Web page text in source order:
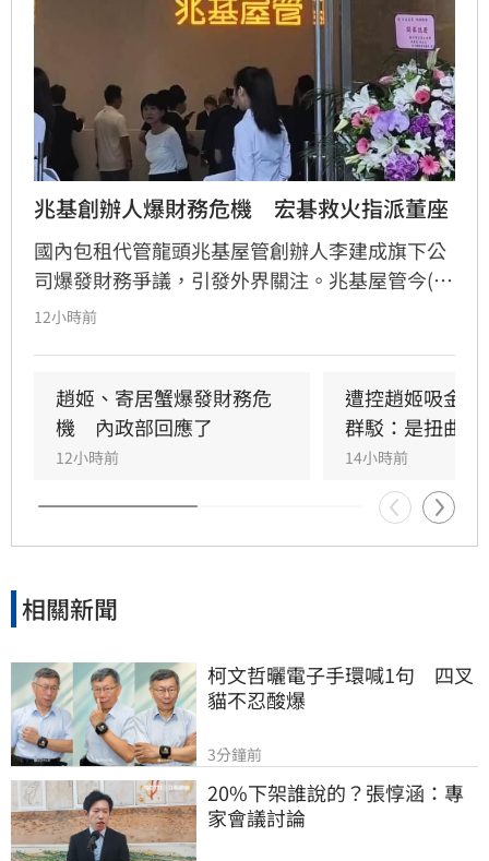
兆基創辦人爆財務危機　宏碁救火指派董座
國內包租代管龍頭兆基屋管創辦人李建成旗下公
司爆發財務爭議，引發外界關注。兆基屋管今(5)
日發布聲明澄清，公司與「趙姬投資」等企業財
響。同時，董事會宣布由宏碁派任的李文詳接任
董事長兼總經理，展現強化公司治理決心。兆基
屋管強調，公司經營團隊將遵循上市櫃規範，持
續落實內部稽核，並按既定規劃於明年上半年申
請公開發行及登錄興櫃，穩健邁向IPO之路，確
保投資人權益與市場信心不受動搖。
12小時前
趙姬、寄居蟹爆發財務危
機　內政部回應了
12小時前
遭控趙姬吸金
群駁：是扭曲抹
14小時前
相關新聞
柯文哲曬電子手環喊1句　四叉
貓不忍酸爆
3分鐘前
20%下架誰說的？張惇涵：專
家會議討論